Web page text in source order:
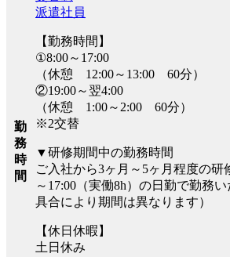
勤
務
時
間
派遣社員
【勤務時間】
①8:00～17:00
（休憩 12:00～13:00 60分）
②19:00～翌4:00
（休憩 1:00～2:00 60分）
※2交替
▼研修期間中の勤務時間
ご入社から3ヶ月～5ヶ月程度の
～17:00（実働8h）の日勤で勤務
具合により期間は異なります）
【休日休暇】
土日休み